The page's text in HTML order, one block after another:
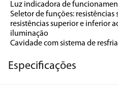
Luz indicadora de
Seletor de funções:
resistências superior e inferior
iluminação
Cavidade com sistema de
Especificações